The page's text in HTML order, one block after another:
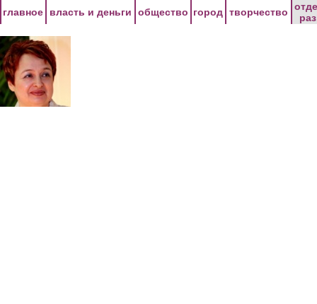
главное власть и деньги общество город творчество